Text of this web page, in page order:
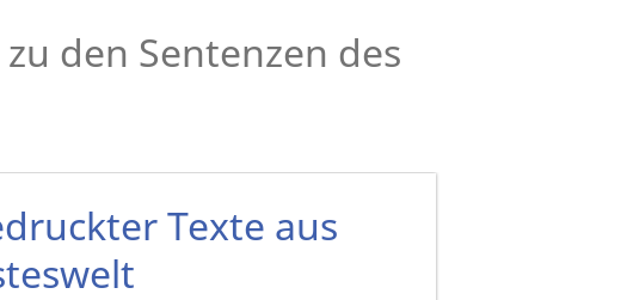
den Sentenzen des
Texte aus